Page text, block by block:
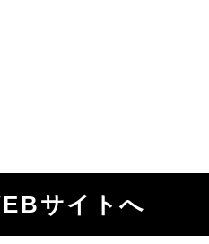
サイトへ